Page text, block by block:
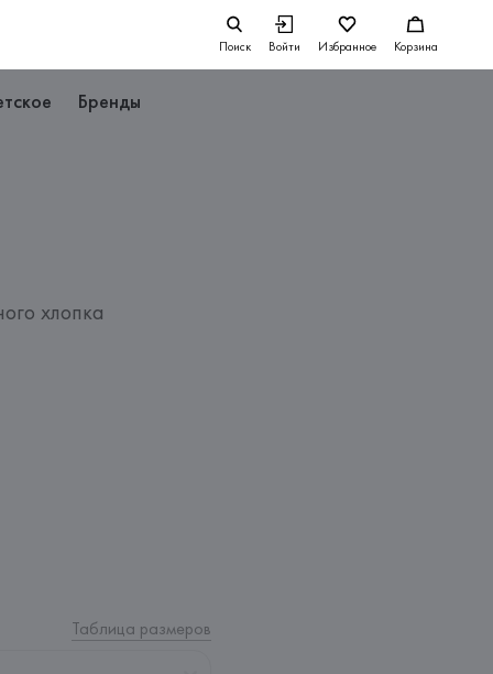
Поиск Войти Избранное Корзина
Бренды
хлопка
Таблица размеров